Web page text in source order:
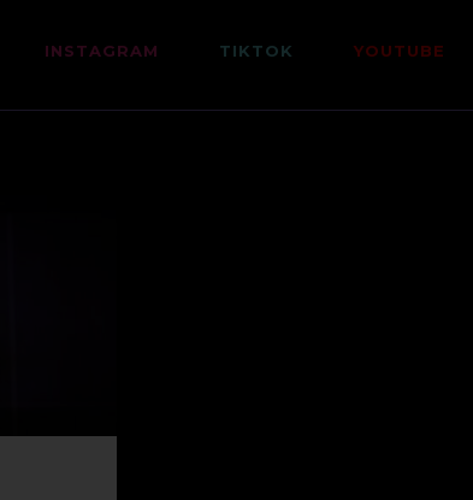
INSTAGRAM TIKTOK YOUTUBE